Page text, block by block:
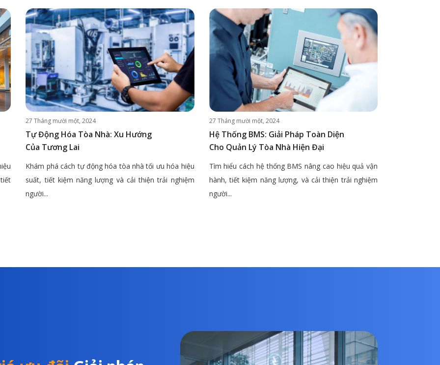
27 Tháng mười một, 2024
Tự Động Hóa Tòa Nhà: Xu Hướng
Của Tương Lai
Khám phá cách tự động hóa tòa nhà tối ưu hóa hiệu
suất, tiết kiệm năng lượng và cải thiện trải nghiệm
người...
27 Tháng mười một, 2024
Hệ Thống BMS: Giải Pháp Toàn Diện
Cho Quản Lý Tòa Nhà Hiện Đại
Tìm hiểu cách hệ thống BMS nâng cao hiệu quả vận
hành, tiết kiệm năng lượng, và cải thiện trải nghiệm
người...